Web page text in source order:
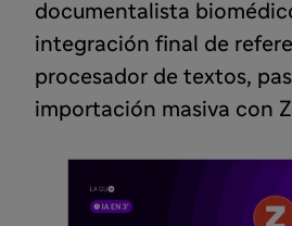
documentalista
integración final de
procesador de textos,
importación masiva con